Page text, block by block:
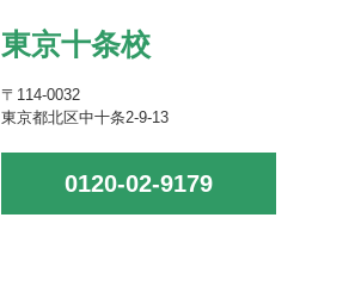
東京十条校
〒114-0032
東京都北区中十条2-9-13
0120-02-9179